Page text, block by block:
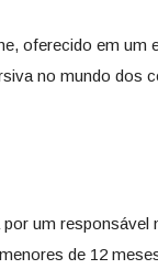
oferecido em um
no mundo dos
um responsável
de 12